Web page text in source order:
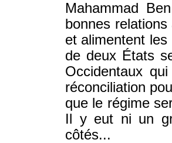
Mahammad
bonnes
et alimentent
de deux États
Occidentaux
réconciliation
que le régime
Il y eut ni un
côtés...